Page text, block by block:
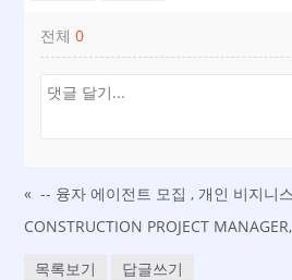
전체0
« -- 융자 에이전트 모집 , 개인 비지니
목록보기 답글쓰기